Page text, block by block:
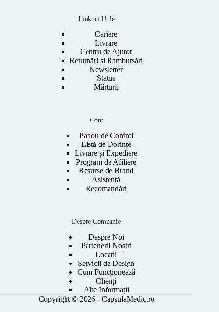
Linkuri Utile
Cariere
Livrare
Centru de Ajutor
Returnări și Rambursări
Newsletter
Status
Mărturii
Cont
Panou de Control
Listă de Dorințe
Livrare și Expediere
Program de Afiliere
Resurse de Brand
Asistență
Recomandări
Despre Companie
Despre Noi
Partenerii Noștri
Locații
Servicii de Design
Cum Funcționează
Clienți
Alte Informații
Copyright © 2026 - CapsulaMedic.ro